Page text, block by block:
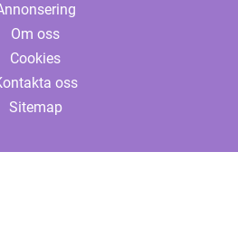
Om oss
Cookies
oss
Sitemap